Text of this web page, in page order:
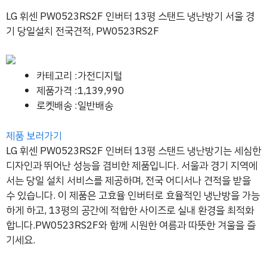
LG 휘센 PW0523RS2F 인버터 13평 스탠드 냉난방기 서울 경
기 당일설치 전국견적, PW0523RS2F
카테고리 :가전디지털
제품가격 :1,139,990
로켓배송 :일반배송
제품 보러가기
LG 휘센 PW0523RS2F 인버터 13평 스탠드 냉난방기는 세심한
디자인과 뛰어난 성능을 겸비한 제품입니다. 서울과 경기 지역에
서는 당일 설치 서비스를 제공하며, 전국 어디서나 견적을 받을
수 있습니다. 이 제품은 고효율 인버터로 효율적인 냉난방을 가능
하게 하고, 13평의 공간에 적합한 사이즈로 실내 환경을 최적화
합니다.PW0523RS2F와 함께 시원한 여름과 따뜻한 겨울을 즐
기세요.